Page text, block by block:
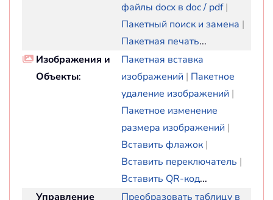
файлы docx в doc / pdf |
Пакетный поиск и замена |
Пакетная печать...
Изображения и
Объекты:
Пакетная вставка
изображений | Пакетное
удаление изображений |
Пакетное изменение
размера изображений |
Вставить флажок |
Вставить переключатель |
Вставить QR-код...
Управление
Преобразовать таблицу в